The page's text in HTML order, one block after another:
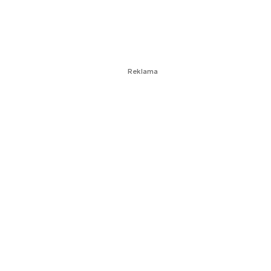
Reklama